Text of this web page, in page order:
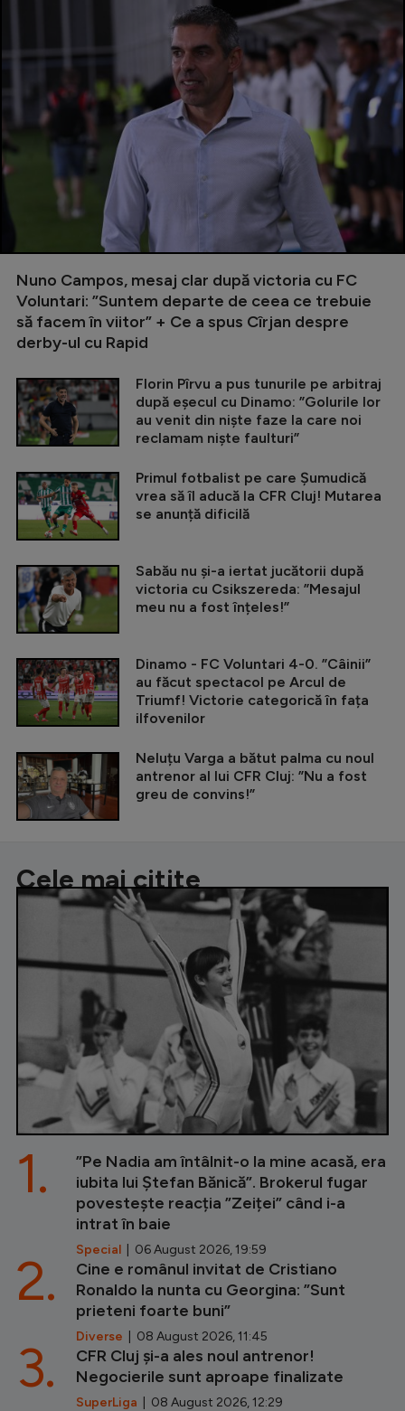
Nuno Campos, mesaj clar după victoria cu FC
Voluntari: ”Suntem departe de ceea ce trebuie
să facem în viitor” + Ce a spus Cîrjan despre
derby-ul cu Rapid
Florin Pîrvu a pus tunurile pe arbitraj
după eșecul cu Dinamo: ”Golurile lor
au venit din niște faze la care noi
reclamam niște faulturi”
Primul fotbalist pe care Șumudică
vrea să îl aducă la CFR Cluj! Mutarea
se anunță dificilă
Sabău nu și-a iertat jucătorii după
victoria cu Csikszereda: ”Mesajul
meu nu a fost înțeles!”
Dinamo - FC Voluntari 4-0. ”Câinii”
au făcut spectacol pe Arcul de
Triumf! Victorie categorică în fața
ilfovenilor
Neluțu Varga a bătut palma cu noul
antrenor al lui CFR Cluj: ”Nu a fost
greu de convins!”
Cele mai citite
”Pe Nadia am întâlnit-o la mine acasă, era
iubita lui Ștefan Bănică”. Brokerul fugar
povestește reacția ”Zeiței” când i-a
intrat în baie
Special | 06 August 2026, 19:59
1.
Cine e românul invitat de Cristiano
Ronaldo la nunta cu Georgina: ”Sunt
prieteni foarte buni”
Diverse | 08 August 2026, 11:45
2.
CFR Cluj și-a ales noul antrenor!
Negocierile sunt aproape finalizate
SuperLiga | 08 August 2026, 12:29
3.